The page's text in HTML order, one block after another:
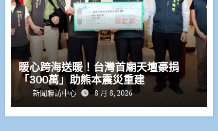
暖心跨海送暖！台灣首廟天壇豪捐
「300萬」助熊本震災重建
新聞聯訪中心 8 月 8, 2026